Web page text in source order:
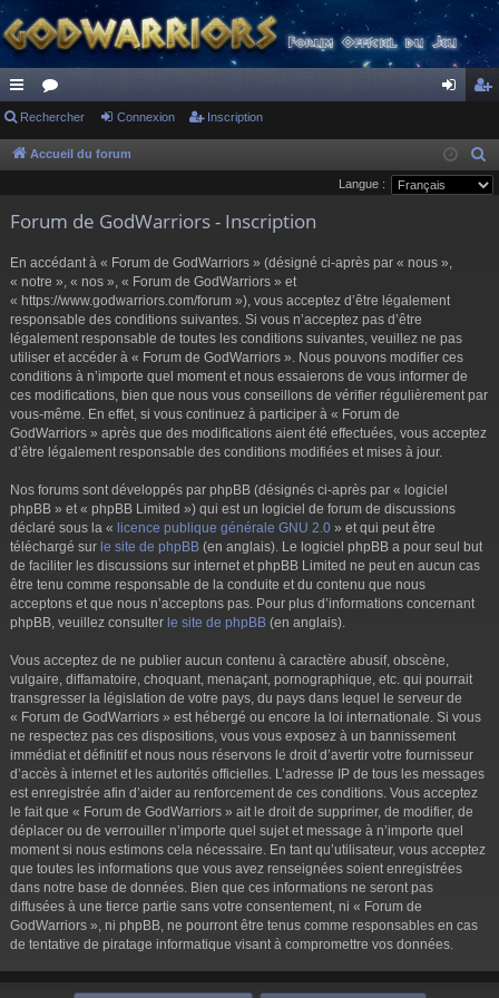
ac
co
ci
or
u
s
ne cri
pti
Rechercher Connexion Inscription
Accueil du forum
e
Langue :
Forum de GodWarriors - Inscription
En accédant à « Forum de GodWarriors » (désigné ci-après par « nous »,
« notre », « nos », « Forum de GodWarriors » et
« https://www.godwarriors.com/forum »), vous acceptez d’être légalement
responsable des conditions suivantes. Si vous n’acceptez pas d’être
légalement responsable de toutes les conditions suivantes, veuillez ne pas
utiliser et accéder à « Forum de GodWarriors ». Nous pouvons modifier ces
conditions à n’importe quel moment et nous essaierons de vous informer de
ces modifications, bien que nous vous conseillons de vérifier régulièrement par
vous-même. En effet, si vous continuez à participer à « Forum de
GodWarriors » après que des modifications aient été effectuées, vous acceptez
d’être légalement responsable des conditions modifiées et mises à jour.
Nos forums sont développés par phpBB (désignés ci-après par « logiciel
phpBB » et « phpBB Limited ») qui est un logiciel de forum de discussions
déclaré sous la « licence publique générale GNU 2.0 » et qui peut être
téléchargé sur le site de phpBB (en anglais). Le logiciel phpBB a pour seul but
de faciliter les discussions sur internet et phpBB Limited ne peut en aucun cas
être tenu comme responsable de la conduite et du contenu que nous
acceptons et que nous n’acceptons pas. Pour plus d’informations concernant
phpBB, veuillez consulter le site de phpBB (en anglais).
Vous acceptez de ne publier aucun contenu à caractère abusif, obscène,
vulgaire, diffamatoire, choquant, menaçant, pornographique, etc. qui pourrait
transgresser la législation de votre pays, du pays dans lequel le serveur de
« Forum de GodWarriors » est hébergé ou encore la loi internationale. Si vous
ne respectez pas ces dispositions, vous vous exposez à un bannissement
immédiat et définitif et nous nous réservons le droit d’avertir votre fournisseur
d’accès à internet et les autorités officielles. L’adresse IP de tous les messages
est enregistrée afin d’aider au renforcement de ces conditions. Vous acceptez
le fait que « Forum de GodWarriors » ait le droit de supprimer, de modifier, de
déplacer ou de verrouiller n’importe quel sujet et message à n’importe quel
moment si nous estimons cela nécessaire. En tant qu’utilisateur, vous acceptez
que toutes les informations que vous avez renseignées soient enregistrées
dans notre base de données. Bien que ces informations ne seront pas
diffusées à une tierce partie sans votre consentement, ni « Forum de
GodWarriors », ni phpBB, ne pourront être tenus comme responsables en cas
de tentative de piratage informatique visant à compromettre vos données.